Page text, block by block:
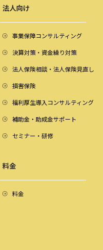
法人向け
事業保障コンサルティング
決算対策・資金繰り対策
法人保険相談・法人保険見直し
損害保険
福利厚生導入コンサルティング
補助金・助成金サポート
セミナー・研修
料金
料金